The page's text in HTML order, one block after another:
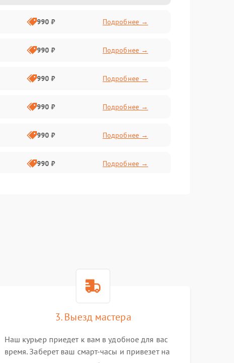
990 ₽ Подробнее →
990 ₽ Подробнее →
990 ₽ Подробнее →
990 ₽ Подробнее →
990 ₽ Подробнее →
990 ₽ Подробнее →
3. Выезд мастера
Наш курьер приедет к вам в удобное для вас
время. Заберет ваш смарт-часы и привезет на